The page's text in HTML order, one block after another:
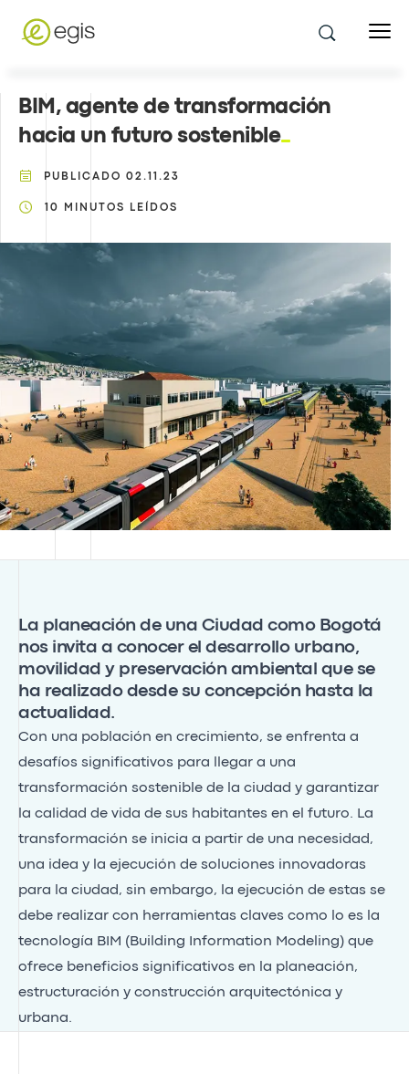
BIM, agente de transformación
hacia un futuro sostenible
PUBLICADO 02.11.23
10 MINUTOS LEÍDOS
La planeación de una Ciudad como Bogotá
nos invita a conocer el desarrollo urbano,
movilidad y preservación ambiental que se
ha realizado desde su concepción hasta la
actualidad.
Con una población en crecimiento, se enfrenta a
desafíos significativos para llegar a una
transformación sostenible de la ciudad y garantizar
la calidad de vida de sus habitantes en el futuro. La
transformación se inicia a partir de una necesidad,
una idea y la ejecución de soluciones innovadoras
para la ciudad, sin embargo, la ejecución de estas se
debe realizar con herramientas claves como lo es la
tecnología BIM (Building Information Modeling) que
ofrece beneficios significativos en la planeación,
estructuración y construcción arquitectónica y
urbana.